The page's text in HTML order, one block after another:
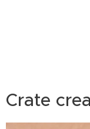
Crate